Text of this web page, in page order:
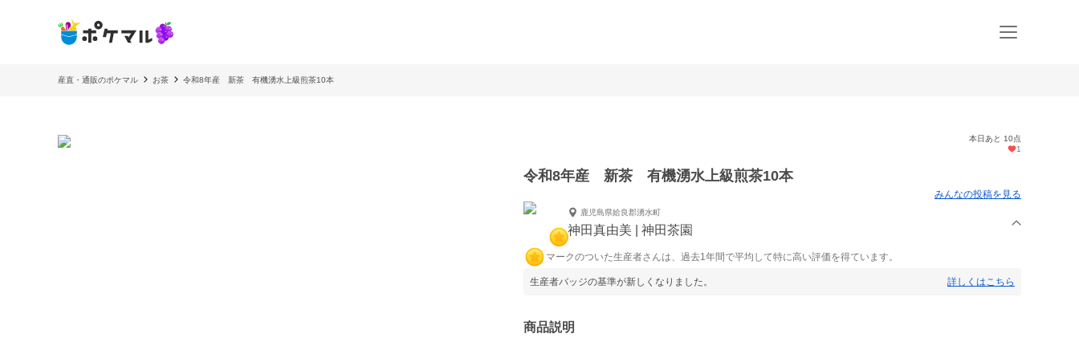
産直・通販のポケマル お茶 令和8年産 新茶 有機湧水上級煎茶10本
本日あと 10点
1
令和8年産 新茶 有機湧水上級煎茶10本
みんなの投稿を見る
鹿児島県姶良郡湧水町
神田真由美 | 神田茶園
マークのついた生産者さんは、過去1年間で平均して特に高い評価を得ています。
生産者バッジの基準が新しくなりました。 詳しくはこちら
商品説明